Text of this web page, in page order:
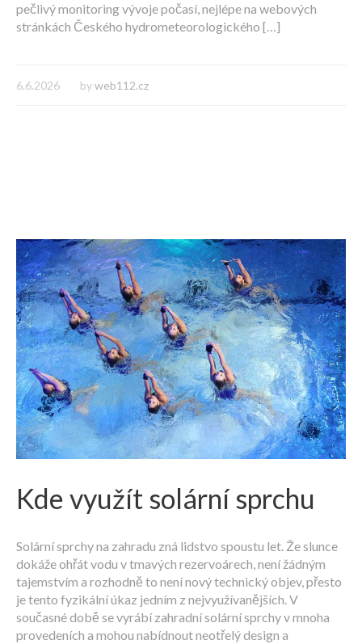
pečlivý monitoring vývoje počasí, nejlépe na webových
stránkách Českého hydrometeorologického […]
6.6.2026 byweb112.cz
Kde využít solární sprchu
Solární sprchy na zahradu zná lidstvo spoustu let. Že slunce
dokáže ohřát vodu v tmavých rezervoárech, není žádným
tajemstvím a rozhodně to není nový technický objev, přesto
je tento fyzikální úkaz jedním z nejvyužívanějších. V
současné době se vyrábí zahradní solární sprchy v mnoha
provedeních a mohou nabídnout neotřelý design a